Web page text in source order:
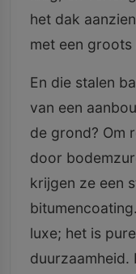
het dak
met een groots
En die stalen
van een
de grond? Om
door
krijgen ze een
luxe; het is